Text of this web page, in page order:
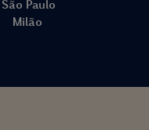
São Paulo
Milão